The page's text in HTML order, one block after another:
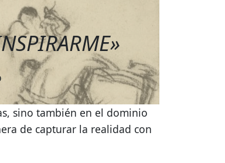
sino también en el dominio
de capturar la realidad con